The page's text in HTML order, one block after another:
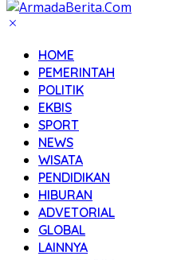
HOME
PEMERINTAH
POLITIK
EKBIS
SPORT
NEWS
WISATA
PENDIDIKAN
HIBURAN
ADVETORIAL
GLOBAL
LAINNYA